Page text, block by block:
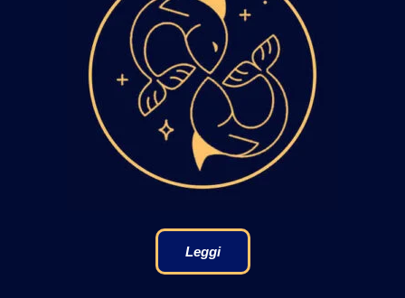
Leggi